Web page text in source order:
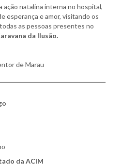
ação natalina interna no hospital,
esperança e amor, visitando os
as pessoas presentes no
da Ilusão.
de Marau
da ACIM